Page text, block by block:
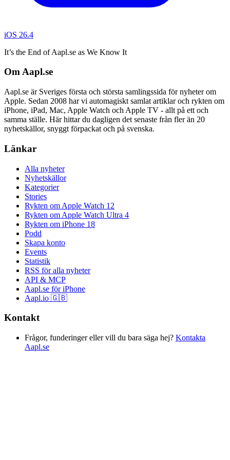
iOS 26.4
It’s the End of Aapl.se as We Know It
Om Aapl.se
Aapl.se är Sveriges första och största samlingssida för nyheter om
Apple. Sedan 2008 har vi automagiskt samlat artiklar och rykten om
iPhone, iPad, Mac, Apple Watch och Apple TV - allt på ett och
samma ställe. Här hittar du dagligen det senaste från fler än 20
nyhetskällor, snyggt förpackat och på svenska.
Länkar
Alla nyheter
Nyhetskällor
Kategorier
Stories
Rykten om Apple Watch 12
Rykten om Apple Watch Ultra 4
Rykten om iPhone 18
Podd
Skapa konto
Events
Statistik
RSS för alla nyheter
API & MCP
Aapl.se för iPhone
Aapl.io 🇬🇧
Kontakt
Frågor, funderinger eller vill du bara säga hej? Kontakta
Aapl.se